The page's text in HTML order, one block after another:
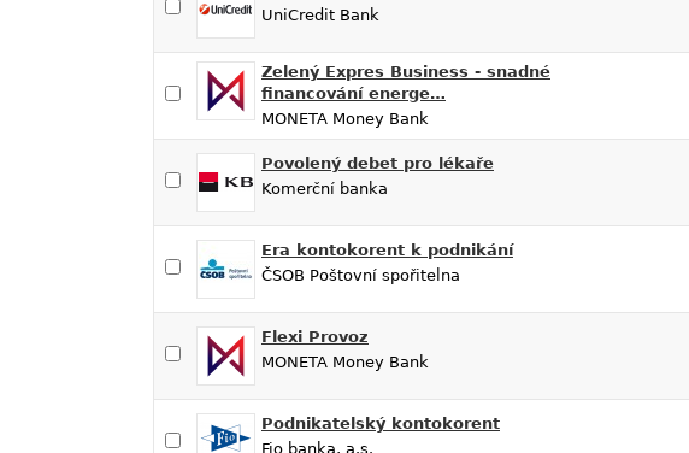
UniCredit Bank
Zelený Expres Business - snadné
financování energe…
MONETA Money Bank
Povolený debet pro lékaře
Komerční banka
Era kontokorent k podnikání
ČSOB Poštovní spořitelna
Flexi Provoz
MONETA Money Bank
Podnikatelský kontokorent
Fio banka, a.s.